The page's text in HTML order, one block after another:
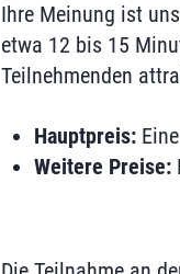
Ihre Meinung ist
etwa 12 bis 15
Teilnehmenden
Hauptpreis:
Weitere Preise: